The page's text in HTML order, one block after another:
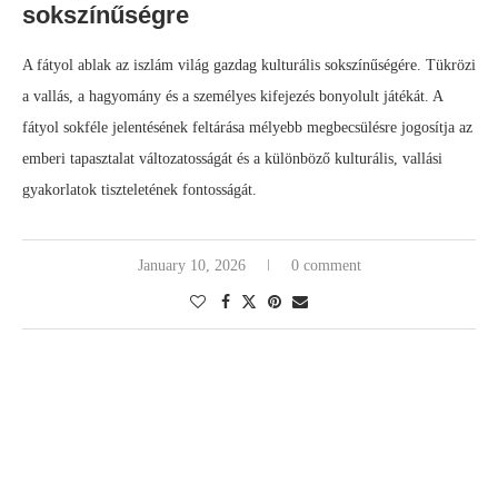
sokszínűségre
A fátyol ablak az iszlám világ gazdag kulturális sokszínűségére. Tükrözi
a vallás, a hagyomány és a személyes kifejezés bonyolult játékát. A
fátyol sokféle jelentésének feltárása mélyebb megbecsülésre jogosítja az
emberi tapasztalat változatosságát és a különböző kulturális, vallási
gyakorlatok tiszteletének fontosságát.
January 10, 2026 0 comment